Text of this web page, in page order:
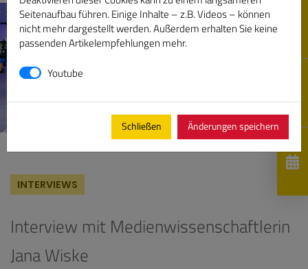
INTERVIEWS
Interview mit Medienwissenschaftlerin
Jana Wiske
Seitenaufbau führen. Einige Inhalte – z.B. Videos – können
nicht mehr dargestellt werden. Außerdem erhalten Sie keine
passenden Artikelempfehlungen mehr.
Youtube
Schließen Änderungen speichern